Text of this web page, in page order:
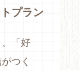
プラン
「好
つく